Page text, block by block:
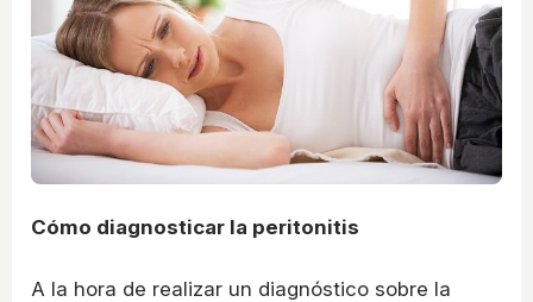
Cómo diagnosticar la peritonitis
A la hora de realizar un diagnóstico sobre la